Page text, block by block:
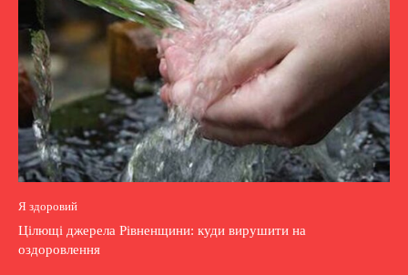
Я здоровий
Цілющі джерела Рівненщини: куди вирушити на
оздоровлення